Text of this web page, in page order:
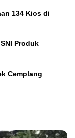
134 Kios di
Produk
Cemplang